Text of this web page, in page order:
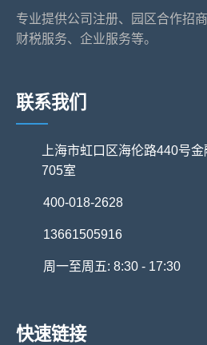
专业提供公司注册、园区合作招
财税服务、企业服务等。
联系我们
上海市虹口区海伦路440号
705室
400-018-2628
13661505916
周一至周五: 8:30 - 17:30
快速链接